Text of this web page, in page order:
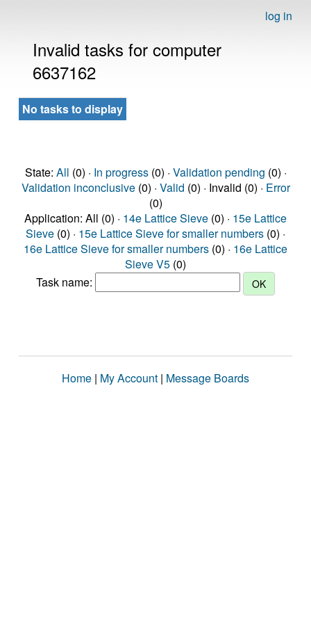
log in
Invalid tasks for computer
6637162
No tasks to display
State: All (0) · In progress(0) · Validation pending (0) ·
Validation inconclusive(0) · Valid (0) · Invalid (0) · Error
(0)
Application: All (0) · 14e Lattice Sieve (0) · 15e Lattice
Sieve (0) · 15e Lattice Sieve for smaller numbers (0) ·
16e Lattice Sieve for smaller numbers (0) · 16e Lattice
Sieve V5 (0)
Task name:
Home | My Account | Message Boards